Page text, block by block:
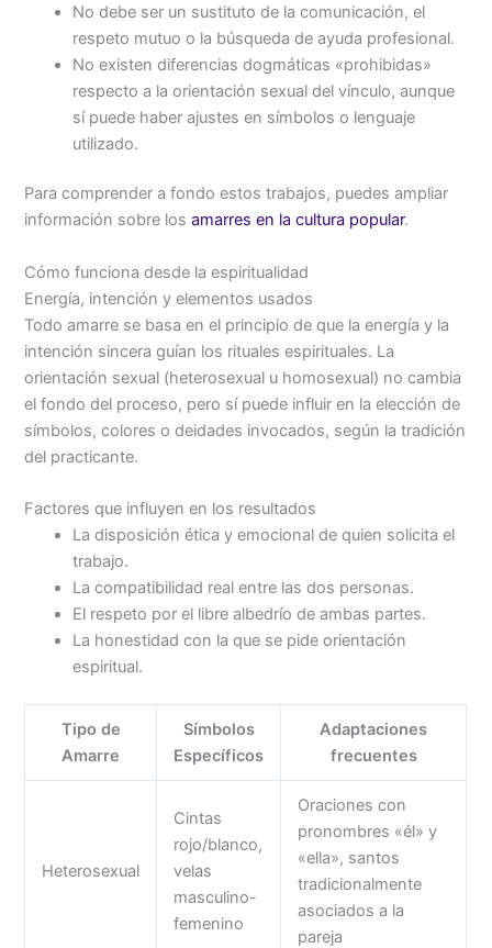
No debe ser un sustituto de la comunicación, el
respeto mutuo o la búsqueda de ayuda profesional.
No existen diferencias dogmáticas «prohibidas»
respecto a la orientación sexual del vínculo, aunque
sí puede haber ajustes en símbolos o lenguaje
utilizado.
Para comprender a fondo estos trabajos, puedes ampliar
información sobre losamarres en la cultura popular.
Cómo funciona desde la espiritualidad
Energía, intención y elementos usados
Todo amarre se basa en el principio de que la energía y la
intención sincera guían los rituales espirituales. La
orientación sexual (heterosexual u homosexual) no cambia
el fondo del proceso, pero sí puede influir en la elección de
símbolos, colores o deidades invocados, según la tradición
del practicante.
Factores que influyen en los resultados
La disposición ética y emocional de quien solicita el
trabajo.
La compatibilidad real entre las dos personas.
El respeto por el libre albedrío de ambas partes.
La honestidad con la que se pide orientación
espiritual.
Tipo de
Amarre
Símbolos
Específicos
Adaptaciones
frecuentes
Heterosexual
Cintas
rojo/blanco,
velas
masculino-
femenino
Oraciones con
pronombres «él» y
«ella», santos
tradicionalmente
asociados a la
pareja